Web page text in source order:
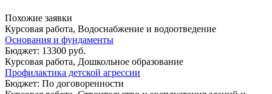
Похожие заявки
Курсовая работа, Водоснабжение и водоотведение
Основания и фундаменты
Бюджет: 13300 руб.
Курсовая работа, Дошкольное образование
Профилактика детской агрессии
Бюджет: По договоренности